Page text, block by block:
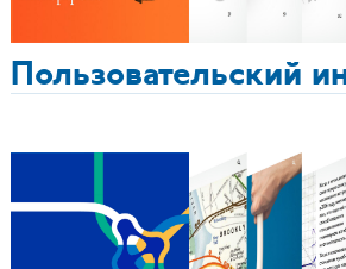
Пользовательский